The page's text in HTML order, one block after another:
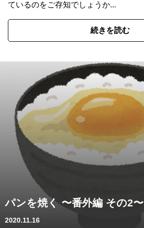
ているのをご存知でしょうか...
続きを読む
パンを焼く 〜番外編 その2〜
2020.11.16